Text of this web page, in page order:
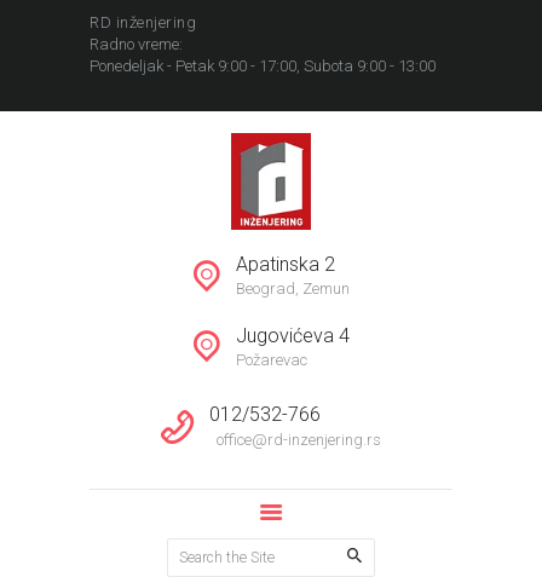
RD inženjering
Radno vreme:
Ponedeljak - Petak 9:00 - 17:00, Subota 9:00 - 13:00
Apatinska 2
Beograd, Zemun
Jugovićeva 4
Požarevac
012/532-766
office@rd-inzenjering.rs
NEKRETNINE
REFERENCE
KOMPANIJA